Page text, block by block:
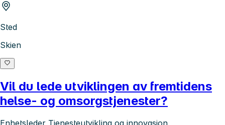
Sted
Skien
Vil du lede utviklingen av fremtidens
helse- og omsorgstjenester?